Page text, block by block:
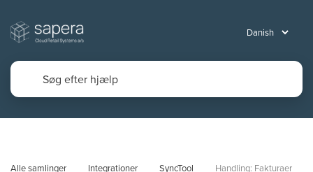
Alle samlinger Integrationer SyncTool
Handling: Fakturaer